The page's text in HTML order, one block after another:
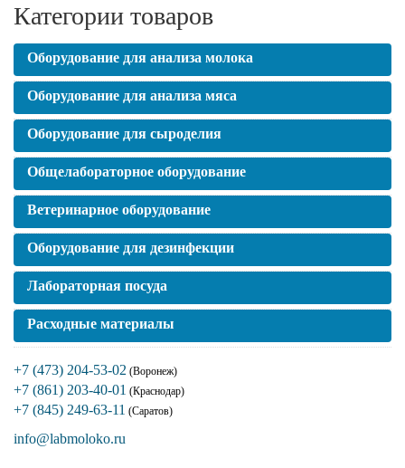
Категории товаров
Оборудование для анализа молока
Оборудование для анализа мяса
Оборудование для сыроделия
Общелабораторное оборудование
Ветеринарное оборудование
Оборудование для дезинфекции
Лабораторная посуда
Расходные материалы
+7 (473) 204-53-02 (Воронеж)
+7 (861) 203-40-01 (Краснодар)
+7 (845) 249-63-11 (Саратов)
info@labmoloko.ru